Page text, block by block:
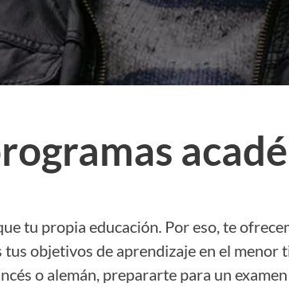
tu propia educación. Por eso, te
objetivos de aprendizaje en el menor
o alemán, prepararte para un